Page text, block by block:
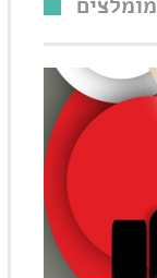
מומלצים